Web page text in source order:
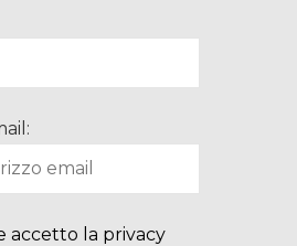
accetto la privacy